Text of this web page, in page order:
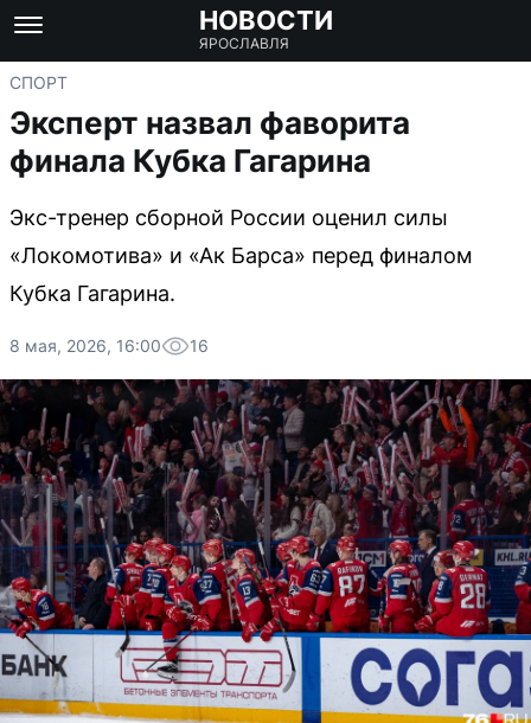
НОВОСТИ
ЯРОСЛАВЛЯ
СПОРТ
Эксперт назвал фаворита
финала Кубка Гагарина
Экс-тренер сборной России оценил силы
«Локомотива» и «Ак Барса» перед финалом
Кубка Гагарина.
8 мая, 2026, 16:00 16